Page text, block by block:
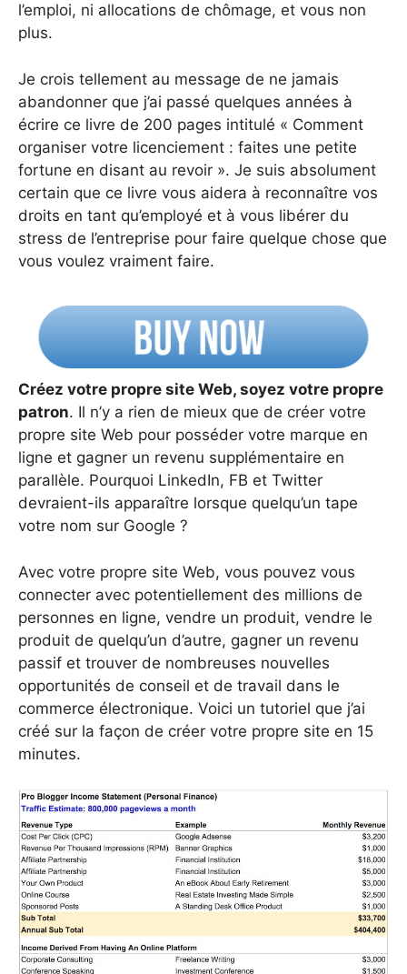
l’emploi, ni allocations de chômage, et vous non
plus.
Je crois tellement au message de ne jamais
abandonner que j’ai passé quelques années à
écrire ce livre de 200 pages intitulé « Comment
organiser votre licenciement : faites une petite
fortune en disant au revoir ». Je suis absolument
certain que ce livre vous aidera à reconnaître vos
droits en tant qu’employé et à vous libérer du
stress de l’entreprise pour faire quelque chose que
vous voulez vraiment faire.
Créez votre propre site Web, soyez votre propre
patron. Il n’y a rien de mieux que de créer votre
propre site Web pour posséder votre marque en
ligne et gagner un revenu supplémentaire en
parallèle. Pourquoi LinkedIn, FB et Twitter
devraient-ils apparaître lorsque quelqu’un tape
votre nom sur Google ?
Avec votre propre site Web, vous pouvez vous
connecter avec potentiellement des millions de
personnes en ligne, vendre un produit, vendre le
produit de quelqu’un d’autre, gagner un revenu
passif et trouver de nombreuses nouvelles
opportunités de conseil et de travail dans le
commerce électronique. Voici un tutoriel que j’ai
créé sur la façon de créer votre propre site en 15
minutes.